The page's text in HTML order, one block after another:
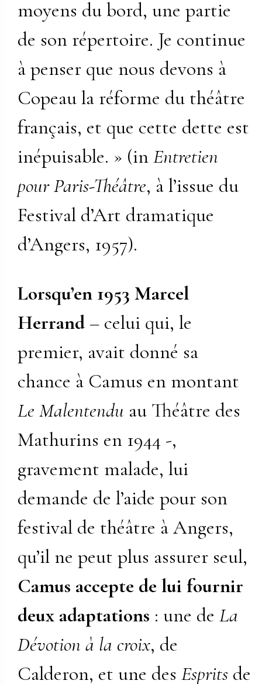
moyens du bord, une partie
de son répertoire. Je continue
à penser que nous devons à
Copeau la réforme du théâtre
français, et que cette dette est
inépuisable. » (inEntretien
pour Paris-Théâtre, à l’issue du
Festival d’Art dramatique
d’Angers, 1957).
Lorsqu’en 1953 Marcel
Herrand – celui qui, le
premier, avait donné sa
chance à Camus en montant
Le Malentendu au Théâtre des
Mathurins en 1944 -,
gravement malade, lui
demande de l’aide pour son
festival de théâtre à Angers,
qu’il ne peut plus assurer seul,
Camus accepte de lui fournir
deux adaptations : une deLa
Dévotion à la croix, de
Calderon, et une desEsprits de